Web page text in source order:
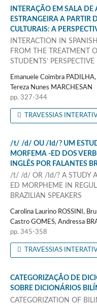
INTERAÇÃO EM SALA
ESTRANGEIRA A PARTIR
CULTURAIS: A
INTERACTION IN
FROM THE TREATMENT
STUDENTS’ PERSPECTIVE
Emanuele Coimbra
Tereza Nunes MARCHESAN
pp. 327-344
TRAVESSIAS
/t/ /d/ OU /Id/? UM
MORFEMA -ED DOS
INGLÊS POR FALANTES
/t/ /d/ OR /Id/? A STUDY
ED MORPHEME IN
BRAZILIAN SPEAKERS
Carolina Laurino ROSSINI,
Castro GOMES, Andressa
pp. 345-358
TRAVESSIAS
CATEGORIZAÇÃO DE
SOBRE DICIONÁRIOS
CATEGORIZATION OF